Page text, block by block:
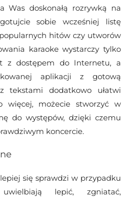
Was doskonałą rozrywką na
sobie wcześniej listę
hitów czy utworów
karaoke wystarczy tylko
z dostępem do Internetu, a
aplikacji z gotową
tekstami dodatkowo ułatwi
więcej, możecie stworzyć w
do występów, dzięki czemu
koncercie.
się sprawdzi w przypadku
lepić, zgniatać,